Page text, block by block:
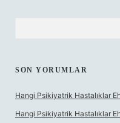
SON YORUMLAR
Hangi Psikiyatrik Hastalıklar
Hangi Psikiyatrik Hastalıklar